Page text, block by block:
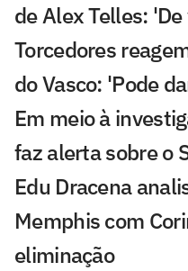
de Alex Telles:
Torcedores
do Vasco: 'Pode
Em meio à
faz alerta sobre o
Edu Dracena
Memphis com
eliminação